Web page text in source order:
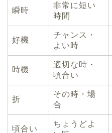
瞬時
非常に短い
時間
好機
チャンス・
よい時
時機
適切な時・
頃合い
折
その時・場
合
頃合い
ちょうどよ